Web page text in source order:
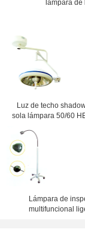
lámpara
Luz de techo
sola lámpara 50/60
Lámpara de
multifuncional